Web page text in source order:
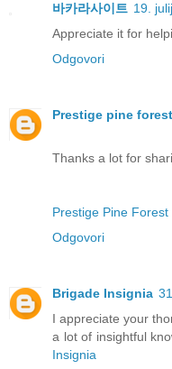
바카라사이트 19.
Appreciate it for
Odgovori
Prestige pine forest
Thanks a lot for
Prestige Pine Forest
Odgovori
Brigade Insignia
I appreciate your
a lot of insightful
Insignia